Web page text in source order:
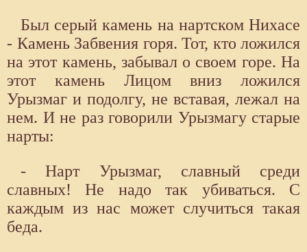
Был серый камень на нартском Нихасе
- Камень Забвения горя. Тот, кто ложился
на этот камень, забывал о своем горе. На
этот камень Лицом вниз ложился
Урызмаг и подолгу, не вставая, лежал на
нем. И не раз говорили Урызмагу старые
нарты:
- Нарт Урызмаг, славный среди
славных! Не надо так убиваться. С
каждым из нас может случиться такая
беда.